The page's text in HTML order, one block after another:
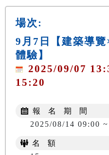
場次:
9月7日【建築導
體驗】
2025/09/07
15:20
報 名 期 間
2025/08/14 09:00
名 額